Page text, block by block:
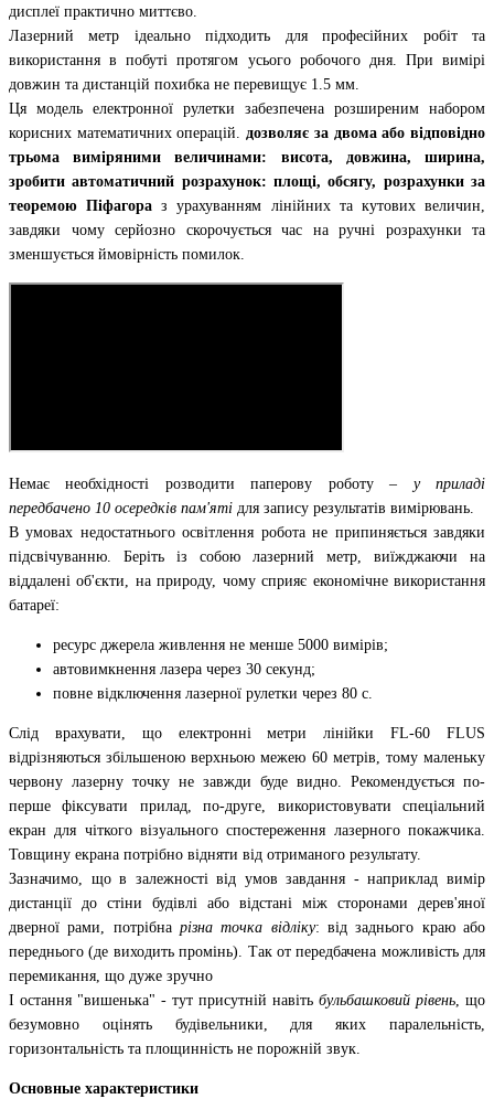
дисплеї практично миттєво.
Лазерний метр ідеально підходить для професійних робіт та
використання в побуті протягом усього робочого дня. При вимірі
довжин та дистанцій похибка не перевищує 1.5 мм.
Ця модель електронної рулетки забезпечена розширеним набором
корисних математичних операцій.дозволяє за двома або відповідно
трьома виміряними величинами: висота, довжина, ширина,
зробити автоматичний розрахунок: площі, обсягу, розрахунки за
теоремою Піфагора з урахуванням лінійних та кутових величин,
завдяки чому серйозно скорочується час на ручні розрахунки та
зменшується ймовірність помилок.
Немає необхідності розводити паперову роботу – у приладі
передбачено 10 осередків пам'яті для запису результатів вимірювань.
В умовах недостатнього освітлення робота не припиняється завдяки
підсвічуванню. Беріть із собою лазерний метр, виїжджаючи на
віддалені об'єкти, на природу, чому сприяє економічне використання
батареї:
ресурс джерела живлення не менше 5000 вимірів;
автовимкнення лазера через 30 секунд;
повне відключення лазерної рулетки через 80 с.
Слід врахувати, що електронні метри лінійки FL-60 FLUS
відрізняються збільшеною верхньою межею 60 метрів, тому маленьку
червону лазерну точку не завжди буде видно. Рекомендується по-
перше фіксувати прилад, по-друге, використовувати спеціальний
екран для чіткого візуального спостереження лазерного покажчика.
Товщину екрана потрібно відняти від отриманого результату.
Зазначимо, що в залежності від умов завдання - наприклад вимір
дистанції до стіни будівлі або відстані між сторонами дерев'яної
дверної рами, потрібна різна точка відліку: від заднього краю або
переднього (де виходить промінь). Так от передбачена можливість для
перемикання, що дуже зручно
І остання "вишенька" - тут присутній навіть бульбашковий рівень, що
безумовно оцінять будівельники, для яких паралельність,
горизонтальність та площинність не порожній звук.
Основные характеристики